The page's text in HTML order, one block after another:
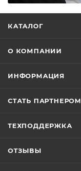
КАТАЛОГ
О КОМПАНИИ
ИНФОРМАЦИЯ
СТАТЬ ПАРТНЕРОМ
ТЕХПОДДЕРЖКА
ОТЗЫВЫ